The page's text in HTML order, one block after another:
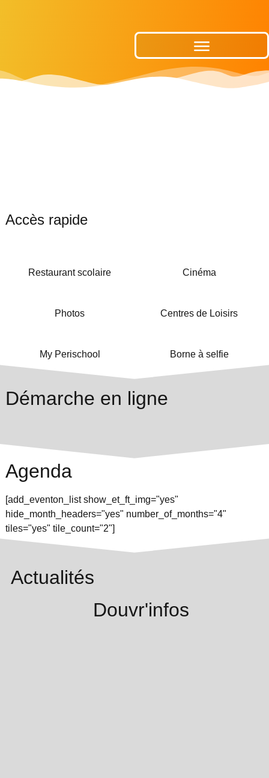
Accès rapide
Restaurant scolaire Cinéma
Photos Centres de Loisirs
My Perischool Borne à selfie
Démarche en ligne
Agenda
[add_eventon_list show_et_ft_img="yes"
hide_month_headers="yes" number_of_months="4"
tiles="yes" tile_count="2"]
Actualités
Douvr'infos